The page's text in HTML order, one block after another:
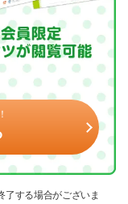
する場合がございま